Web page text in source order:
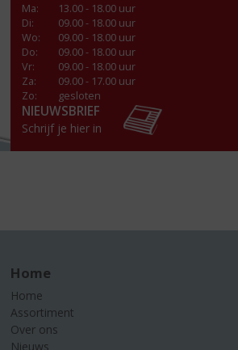
Ma:
13.00 - 18.00 uur
Di:
09.00 - 18.00 uur
Wo:
09.00 - 18.00 uur
Do:
09.00 - 18.00 uur
Vr:
09.00 - 18.00 uur
Za:
09.00 - 17.00 uur
Zo:
gesloten
NIEUWSBRIEF
Schrijf je hier in
Home
Home
Assortiment
Over ons
Nieuws